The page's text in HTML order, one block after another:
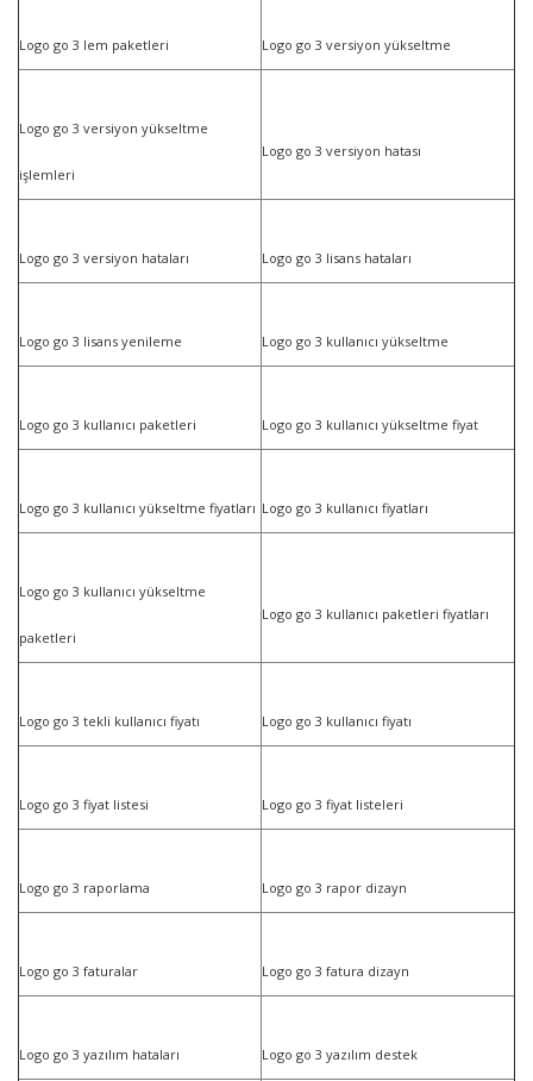
Logo go 3 lem paketleri Logo go 3 versiyon yükseltme
Logo go 3 versiyon yükseltme
işlemleri
Logo go 3 versiyon hatası
Logo go 3 versiyon hataları Logo go 3 lisans hataları
Logo go 3 lisans yenileme Logo go 3 kullanıcı yükseltme
Logo go 3 kullanıcı paketleri Logo go 3 kullanıcı yükseltme fiyat
Logo go 3 kullanıcı yükseltme fiyatları Logo go 3 kullanıcı fiyatları
Logo go 3 kullanıcı yükseltme
paketleri
Logo go 3 kullanıcı paketleri fiyatları
Logo go 3 tekli kullanıcı fiyatı Logo go 3 kullanıcı fiyatı
Logo go 3 fiyat listesi Logo go 3 fiyat listeleri
Logo go 3 raporlama Logo go 3 rapor dizayn
Logo go 3 faturalar Logo go 3 fatura dizayn
Logo go 3 yazılım hataları Logo go 3 yazılım destek